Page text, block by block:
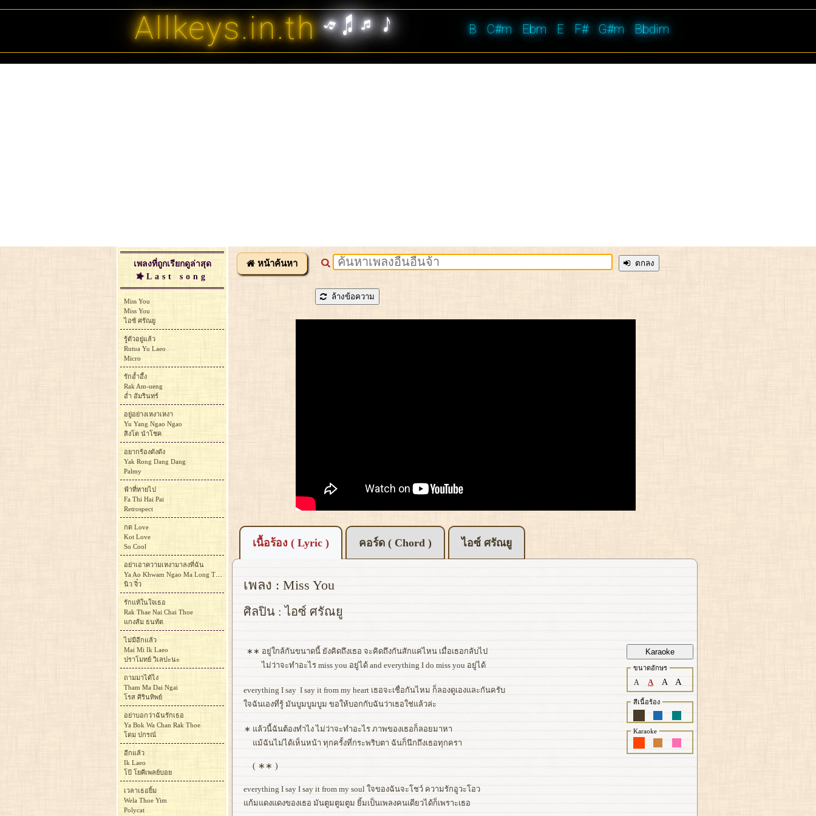
Allkeys.in.th B C#m Ebm E F# G#m Bbdim
หน้าค้นหา ตกลง
ล้างข้อความ
เนื้อร้อง ( Lyric ) คอร์ด ( Chord ) ไอซ์ ศรัณยู
เพลง : Miss You
ศิลปิน : ไอซ์ ศรัณยู
Karaoke
ขนาดอักษร
A A A A
สีเนื้อร้อง
Karaoke
∗∗ อยู่ใกล้กันขนาดนี้ ยังคิดถึงเธอ จะคิดถึงกันสักแค่ไหน เมื่อเธอกลับไป
ไม่ว่าจะทำอะไร miss you อยู่ได้ and everything I do miss you อยู่ได้
everything I say I say it from my heart เธอจะเชื่อกันไหม ก็ลองดูเองและกันครับ
ใจฉันเองที่รู้ มันบูมบูมบูม ขอให้บอกกับฉันว่าเธอใช่แล้วล่ะ
∗ แล้วนี้ฉันต้องทำไง ไม่ว่าจะทำอะไร ภาพของเธอก็ลอยมาหา
แม้ฉันไม่ได้เห็นหน้า ทุกครั้งที่กระพริบตา ฉันก็นึกถึงเธอทุกครา
( ∗∗ )
everything I say I say it from my soul ใจของฉันจะโชว์ ความรักอูวะโอว
แก้มแดงแดงของเธอ มันตูมตูมตูม ยิ้มเป็นเพลงคนเดียวได้ก็เพราะเธอ
เพลงที่ถูกเรียกดูล่าสุด
Last song
Miss You
Miss You
ไอซ์ ศรัณยู
รู้ตัวอยู่แล้ว
Rutua Yu Laeo
Micro
รักอ้ำอึ้ง
Rak Am-ueng
อ่ำ อัมรินทร์
อยู่อย่างเหงาเหงา
Yu Yang Ngao Ngao
สิงโต นำโชค
อยากร้องดังดัง
Yak Rong Dang Dang
Palmy
ฟ้าที่หายไป
Fa Thi Hai Pai
Retrospect
กด Love
Kot Love
So Cool
อย่าเอาความเหงามาลงที่ฉัน
Ya Ao Khwam Ngao Ma Long Thi Chan
นิว จิ๋ว
รักแท้ในใจเธอ
Rak Thae Nai Chai Thoe
แกงส้ม ธนทัต
ไม่มีอีกแล้ว
Mai Mi Ik Laeo
ปราโมทย์ วิเลปะนะ
ถามมาได้ไง
Tham Ma Dai Ngai
โรส ศิรินทิพย์
อย่าบอกว่าฉันรักเธอ
Ya Bok Wa Chan Rak Thoe
โดม ปกรณ์
อีกแล้ว
Ik Laeo
โป้ โยคีเพลย์บอย
เวลาเธอยิ้ม
Wela Thoe Yim
Polycat